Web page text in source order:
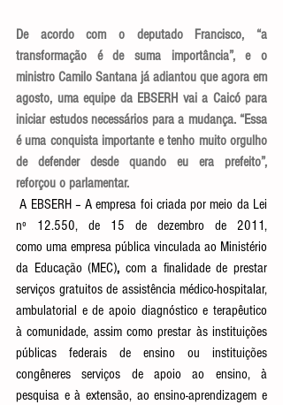
De acordo com o deputado Francisco, “a
transformação é de suma importância”, e o
ministro Camilo Santana já adiantou que agora em
agosto, uma equipe da EBSERH vai a Caicó para
iniciar estudos necessários para a mudança. “Essa
é uma conquista importante e tenho muito orgulho
de defender desde quando eu era prefeito”,
reforçou o parlamentar.
A EBSERH – A empresa foi criada por meio da Lei
nº 12.550, de 15 de dezembro de 2011,
como uma empresa pública vinculada ao Ministério
da Educação (MEC), com a finalidade de prestar
serviços gratuitos de assistência médico-hospitalar,
ambulatorial e de apoio diagnóstico e terapêutico
à comunidade, assim como prestar às instituições
públicas federais de ensino ou instituições
congêneres serviços de apoio ao ensino, à
pesquisa e à extensão, ao ensino-aprendizagem e